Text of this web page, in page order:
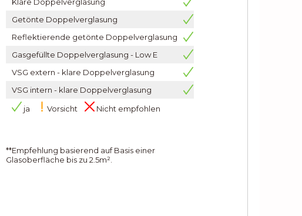
Getönte Doppelverglasung
Reflektierende getönte Doppelverglasung
Gasgefüllte Doppelverglasung - Low E
VSG extern - klare Doppelverglasung
VSG intern - klare Doppelverglasung
ja
Vorsicht Nicht empfohlen
**Empfehlung basierend auf Basis einer
Glasoberfläche bis zu 2.5m².